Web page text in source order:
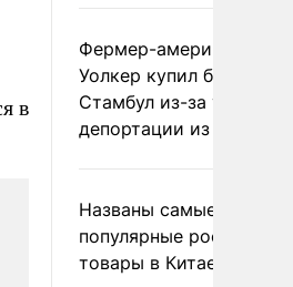
в
Фермер-американец
Уолкер купил билет в
Стамбул из-за угрозы
депортации из России
Названы самые
популярные российские
товары в Китае